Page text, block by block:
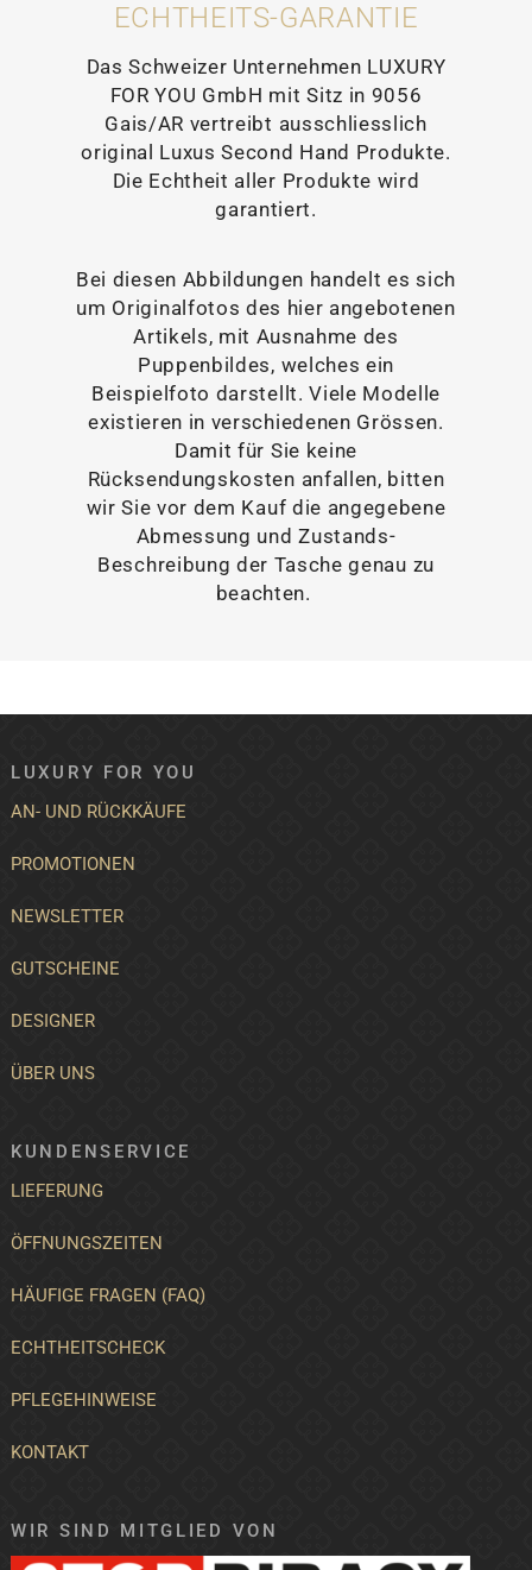
ECHTHEITS-GARANTIE
Das Schweizer Unternehmen LUXURY
FOR YOU GmbH mit Sitz in 9056
Gais/AR vertreibt ausschliesslich
original Luxus Second Hand Produkte.
Die Echtheit aller Produkte wird
garantiert.
Bei diesen Abbildungen handelt es sich
um Originalfotos des hier angebotenen
Artikels, mit Ausnahme des
Puppenbildes, welches ein
Beispielfoto darstellt. Viele Modelle
existieren in verschiedenen Grössen.
Damit für Sie keine
Rücksendungskosten anfallen, bitten
wir Sie vor dem Kauf die angegebene
Abmessung und Zustands-
Beschreibung der Tasche genau zu
beachten.
LUXURY FOR YOU
AN- UND RÜCKKÄUFE
PROMOTIONEN
NEWSLETTER
GUTSCHEINE
DESIGNER
ÜBER UNS
KUNDENSERVICE
LIEFERUNG
ÖFFNUNGSZEITEN
HÄUFIGE FRAGEN (FAQ)
ECHTHEITSCHECK
PFLEGEHINWEISE
KONTAKT
WIR SIND MITGLIED VON